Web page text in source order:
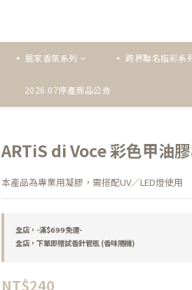
▪ 居家香氛系列 ▪ 跨界聯名指彩系
2026.07停產商品公告
ARTiS di Voce 彩色甲油
本產品為專業用凝膠，需搭配UV／LED燈使用
全店，-滿$𝟲𝟵𝟵免運-
全店，下單即贈試香針管瓶 (香味隨機)
NT$240